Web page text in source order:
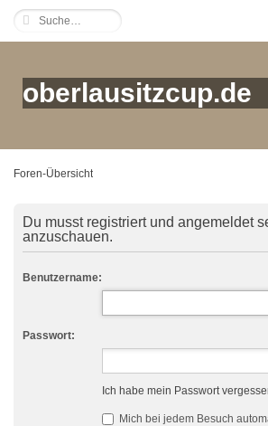
oberlausitzcup.de
Foren-Übersicht
Du musst registriert und angemeldet
anzuschauen.
Benutzername:
Passwort:
Ich habe mein Passwort
Mich bei jedem Besuch